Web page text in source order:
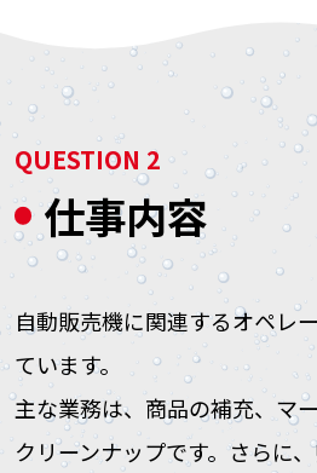
QUESTION 2
仕事内容
自動販売機に関連するオペレ
ています。
主な業務は、商品の補充、マ
クリーンナップです。さらに